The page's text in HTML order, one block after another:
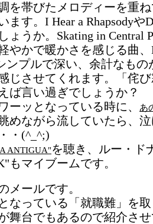
を帯びたメロディーを重
ます。I Hear a Rhapsodyや
ょうか。Skating in Central
やかで暖かさを感じる曲、
ンプルで深い、余計なもの
じさせてくれます。「侘
ば言い過ぎでしょうか？
ーッとなっている時に、
あ
めながら流していたら、
・(^_^;)
ANTIGUA"を聴き、ルー・ド
もマイブームです。
メールです。
なっている「就職難」を
舞台でもあるので紹介さ